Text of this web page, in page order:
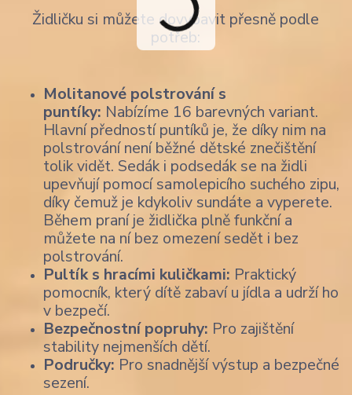
Židličku si můžete dovybavit přesně podle
potřeb:
Molitanové polstrování s
puntíky: Nabízíme 16 barevných variant.
Hlavní předností puntíků je, že díky nim na
polstrování není běžné dětské znečištění
tolik vidět. Sedák i podsedák se na židli
upevňují pomocí samolepicího suchého zipu,
díky čemuž je kdykoliv sundáte a vyperete.
Během praní je židlička plně funkční a
můžete na ní bez omezení sedět i bez
polstrování.
Pultík s hracími kuličkami: Praktický
pomocník, který dítě zabaví u jídla a udrží ho
v bezpečí.
Bezpečnostní popruhy: Pro zajištění
stability nejmenších dětí.
Područky: Pro snadnější výstup a bezpečné
sezení.